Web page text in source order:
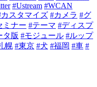
#Ustream #WCAN
カスタマイズ #カメラ #グ
ミナー #テーマ #ディスプ
タ版 #モジュール #ルップ
幌 #東京 #犬 #福岡 #車 #